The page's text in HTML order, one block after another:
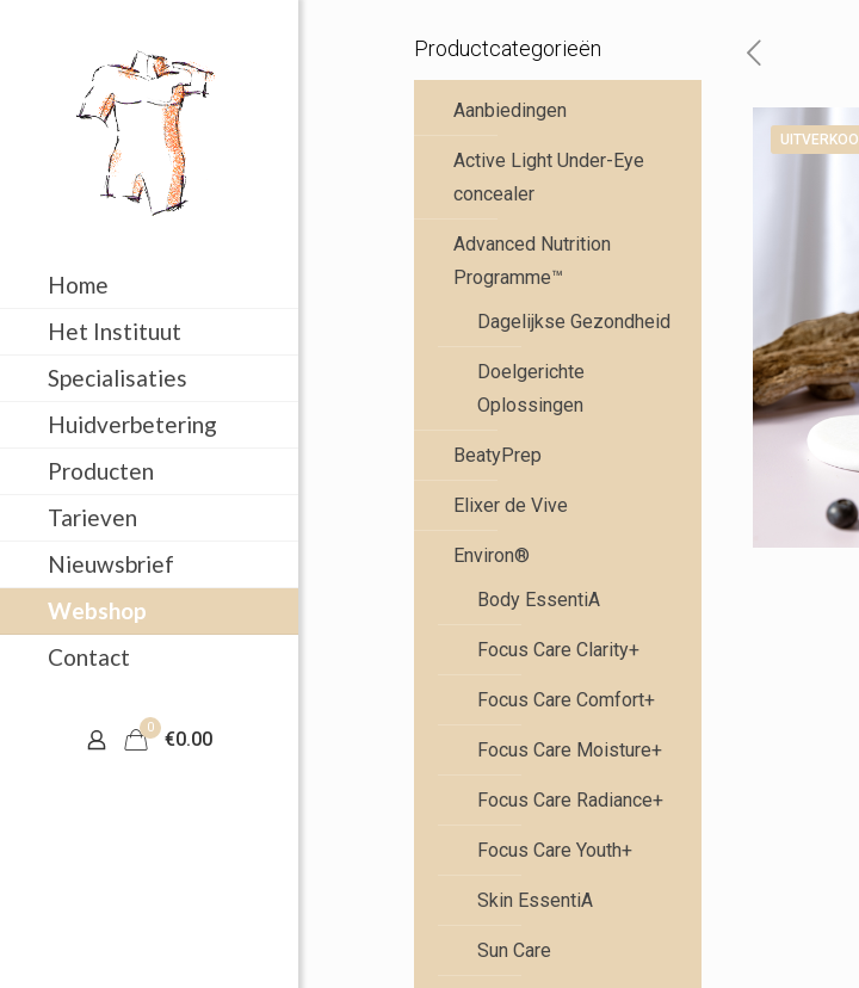
Home
Het Instituut
Specialisaties
Huidverbetering
Producten
Tarieven
Nieuwsbrief
Webshop
Contact
0
€0.00
Productcategorieën
Aanbiedingen
Active Light Under-Eye
concealer
Advanced Nutrition
Programme™
Dagelijkse Gezondheid
Doelgerichte
Oplossingen
BeatyPrep
Elixer de Vive
Environ®
Body EssentiA
Focus Care Clarity+
Focus Care Comfort+
Focus Care Moisture+
Focus Care Radiance+
Focus Care Youth+
Skin EssentiA
Sun Care